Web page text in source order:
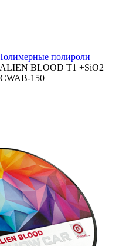
полироли
BLOOD T1 +SiO2
150